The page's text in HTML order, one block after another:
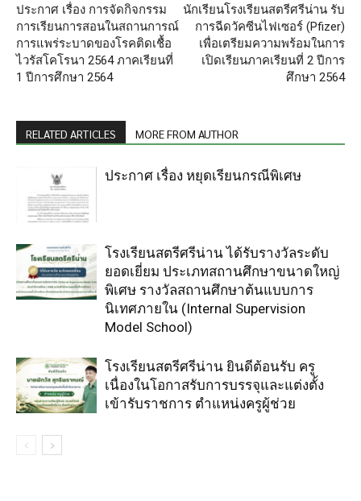
ประกาศ เรื่อง การจัดกิจกรรม
การเรียนการสอนในสถานการณ์
การแพร่ระบาดของโรคติดเชื้อ
ไวรัสโคโรนา 2564 ภาคเรียนที่
1 ปีการศึกษา 2564
นักเรียนโรงเรียนสตรีศรีน่าน รับ
การฉีดวัคซีนไฟเซอร์ (Pfizer)
เพื่อเตรียมความพร้อมในการ
เปิดเรียนภาคเรียนที่ 2 ปีการ
ศึกษา 2564
RELATED ARTICLES MORE FROM AUTHOR
ประกาศ เรื่อง หยุดเรียนกรณีพิเศษ
โรงเรียนสตรีศรีน่าน ได้รับรางวัลระดับ
ยอดเยี่ยม ประเภทสถานศึกษาขนาดใหญ่
พิเศษ รางวัลสถานศึกษาต้นแบบการ
นิเทศภายใน (Internal Supervision
Model School)
โรงเรียนสตรีศรีน่าน ยินดีต้อนรับ ครู
เนื่องในโอกาสรับการบรรจุและแต่งตั้ง
เข้ารับราชการ ตำแหน่งครูผู้ช่วย